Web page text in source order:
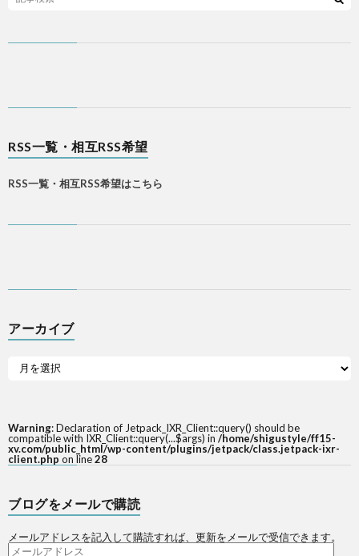
RSS一覧・相互RSS希望
RSS一覧・相互RSS希望はこちら
アーカイブ
Warning: Declaration of Jetpack_IXR_Client::query() should be
compatible with IXR_Client::query(...$args) in /home/shigustyle/ff15-
xv.com/public_html/wp-content/plugins/jetpack/class.jetpack-ixr-
client.php on line28
ブログをメールで購読
メールアドレスを記入して購読すれば、更新をメールで受信できます。
メ